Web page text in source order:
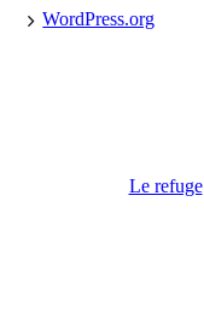
WordPress.org
Le refuge